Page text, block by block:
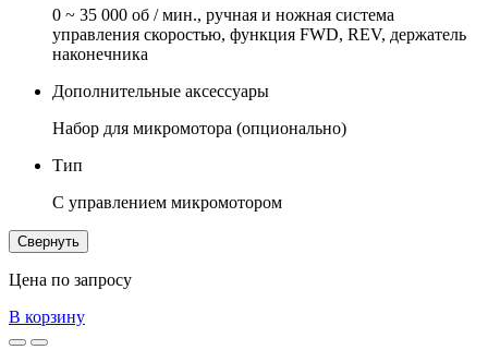
0 ~ 35 000 об / мин., ручная и ножная система
управления скоростью, функция FWD, REV, держатель
наконечника
Дополнительные аксессуары
Набор для микромотора (опционально)
Тип
С управлением микромотором
Свернуть
Цена по запросу
В корзину